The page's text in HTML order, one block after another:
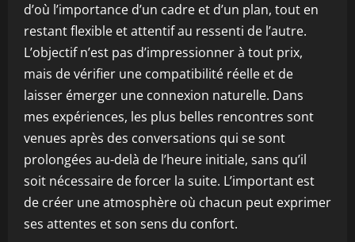
d’où l’importance d’un cadre et d’un plan, tout en
restant flexible et attentif au ressenti de l’autre.
L’objectif n’est pas d’impressionner à tout prix,
mais de vérifier une compatibilité réelle et de
laisser émerger une connexion naturelle. Dans
mes expériences, les plus belles rencontres sont
venues après des conversations qui se sont
prolongées au-delà de l’heure initiale, sans qu’il
soit nécessaire de forcer la suite. L’important est
de créer une atmosphère où chacun peut exprimer
ses attentes et son sens du confort.